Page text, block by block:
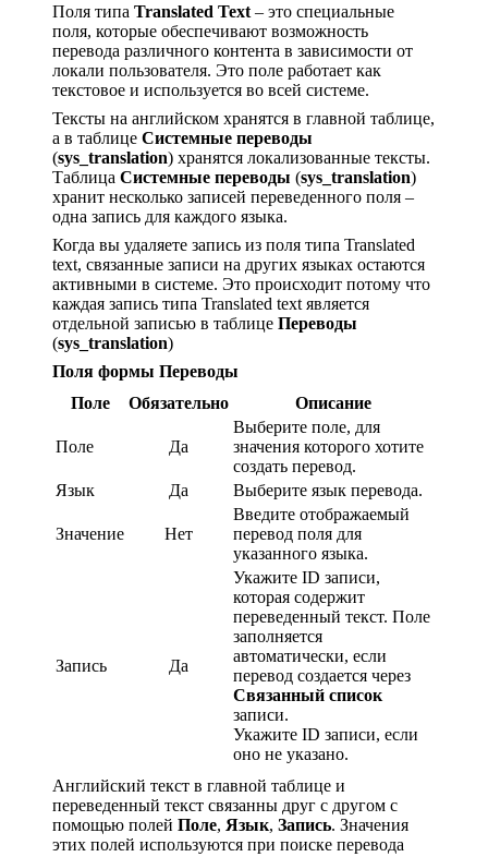
Поля типа Translated Text – это специальные
поля, которые обеспечивают возможность
перевода различного контента в зависимости от
локали пользователя. Это поле работает как
текстовое и используется во всей системе.
Тексты на английском хранятся в главной таблице,
а в таблице Системные переводы
(sys_translation) хранятся локализованные тексты.
Таблица Системные переводы (sys_translation)
хранит несколько записей переведенного поля –
одна запись для каждого языка.
Когда вы удаляете запись из поля типа Translated
text, связанные записи на других языках остаются
активными в системе. Это происходит потому что
каждая запись типа Translated text является
отдельной записью в таблице Переводы
(sys_translation)
Поля формы Переводы
Поле
Обязательно Описание
Поле Да
Выберите поле, для
значения которого хотите
создать перевод.
Язык
Да Выберите язык перевода.
Значение Нет
Введите отображаемый
перевод поля для
указанного языка.
Запись Да
Укажите ID записи,
которая содержит
переведенный текст. Поле
заполняется
автоматически, если
перевод создается через
Связанный список
записи.
Укажите ID записи, если
оно не указано.
Английский текст в главной таблице и
переведенный текст связанны друг с другом с
помощью полей Поле, Язык, Запись. Значения
этих полей используются при поиске перевода